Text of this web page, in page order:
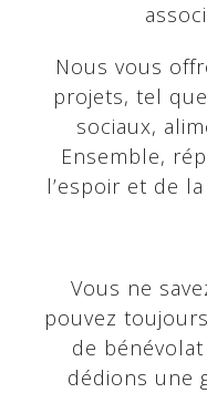
Nous vous
projets, tel
sociaux,
Ensemble,
l’espoir et de
Vous ne
pouvez
de
dédions une